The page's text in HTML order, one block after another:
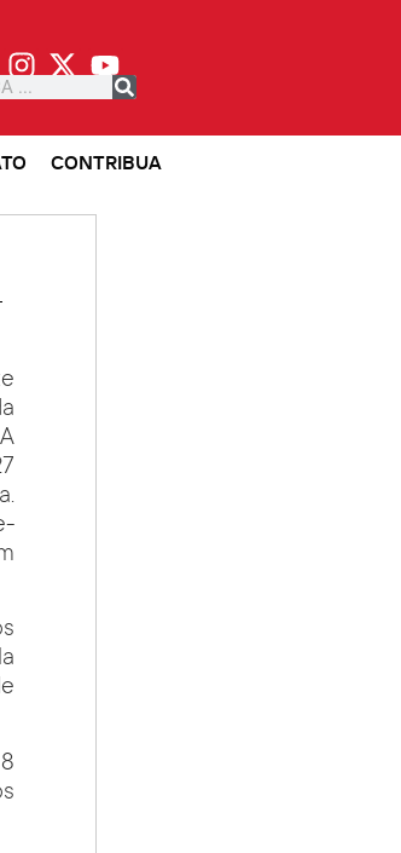
CONTRIBUA